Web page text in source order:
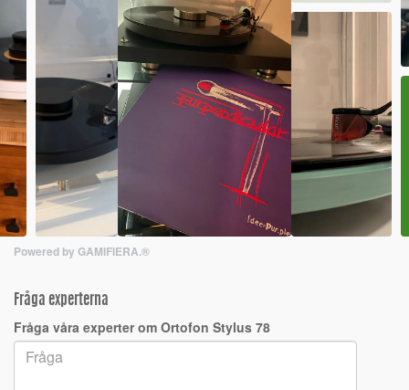
Powered by GAMIFIERA.®
Fråga experterna
Fråga våra experter om Ortofon Stylus 78